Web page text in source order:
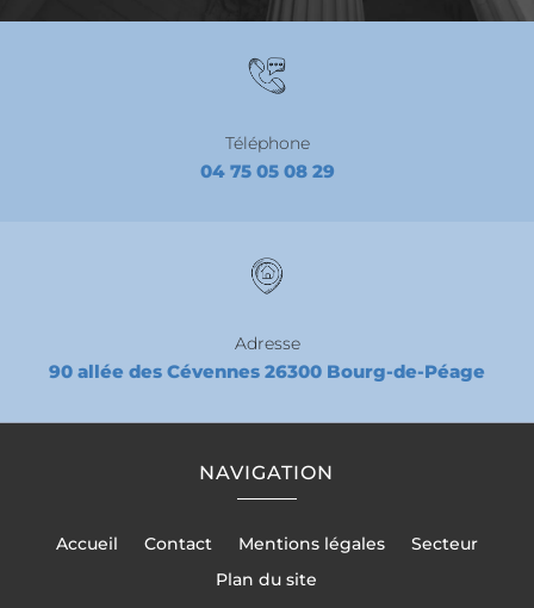
Téléphone
04 75 05 08 29
Adresse
90 allée des Cévennes 26300 Bourg-de-Péage
NAVIGATION
Accueil Contact Mentions légales
Secteur
Plan du site